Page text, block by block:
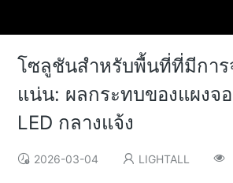
โซลูชันสำหรับพื้นที่ที่มีการ
แน่น: ผลกระทบของแผงจ
LED กลางแจ้ง
2026-03-04 LIGHTALL